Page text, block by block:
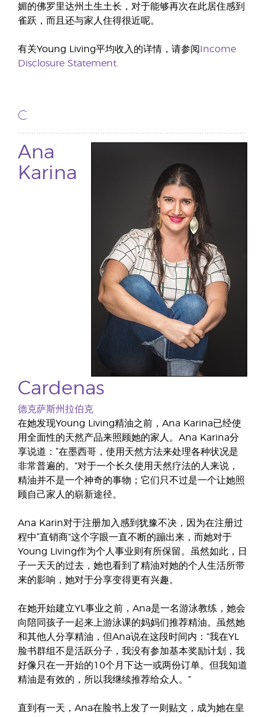
媚的佛罗里达州土生土长，对于能够再次在此居住感到
雀跃，而且还与家人住得很近呢。
有关Young Living平均收入的详情，请参阅 Income
Disclosure Statement.
C
Ana
Karina
Cardenas
德克萨斯州拉伯克
在她发现Young Living精油之前，Ana Karina已经使
用全面性的天然产品来照顾她的家人。Ana Karina分
享说道：“在墨西哥，使用天然方法来处理各种状况是
非常普遍的。”对于一个长久使用天然疗法的人来说，
精油并不是一个神奇的事物；它们只不过是一个让她照
顾自己家人的崭新途径。
Ana Karin对于注册加入感到犹豫不决，因为在注册过
程中“直销商”这个字眼一直不断的蹦出来，而她对于
Young Living作为个人事业则有所保留。虽然如此，日
子一天天的过去，她也看到了精油对她的个人生活所带
来的影响，她对于分享变得更有兴趣。
在她开始建立YL事业之前，Ana是一名游泳教练，她会
向陪同孩子一起来上游泳课的妈妈们推荐精油。虽然她
和其他人分享精油，但Ana说在这段时间内：”我在YL
脸书群组不是活跃分子，我没有参加基本奖励计划，我
好像只在一开始的10个月下达一或两份订单。但我知道
精油是有效的，所以我继续推荐给众人。”
直到有一天，Ana在脸书上发了一则贴文，成为她在皇